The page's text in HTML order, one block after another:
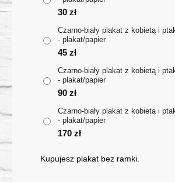
170 zł
30 zł
Czarno-biały plakat z kobietą i
- plakat/papier
45 zł
Czarno-biały plakat z kobietą i
- plakat/papier
90 zł
Czarno-biały plakat z kobietą i
- plakat/papier
170 zł
Kupujesz plakat bez ramki.